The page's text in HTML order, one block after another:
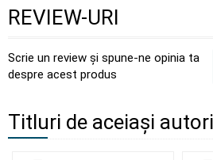
REVIEW-URI
Scrie un review și spune-ne opinia ta
despre acest produs
Titluri de aceiași autori